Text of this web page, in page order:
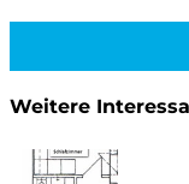
Weitere